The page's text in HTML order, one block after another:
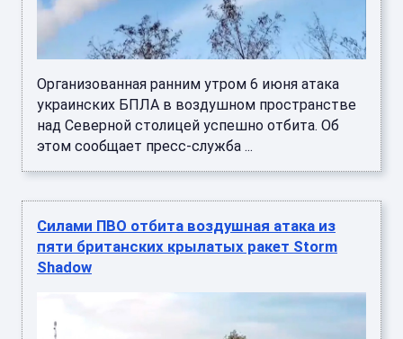
Организованная ранним утром 6 июня атака
украинских БПЛА в воздушном пространстве
над Северной столицей успешно отбита. Об
этом сообщает пресс-служба ...
Силами ПВО отбита воздушная атака из
пяти британских крылатых ракет Storm
Shadow